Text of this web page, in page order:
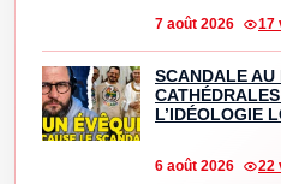
7 août 2026 17
SCANDALE AU
L’IDÉOLOGIE
6 août 2026 22